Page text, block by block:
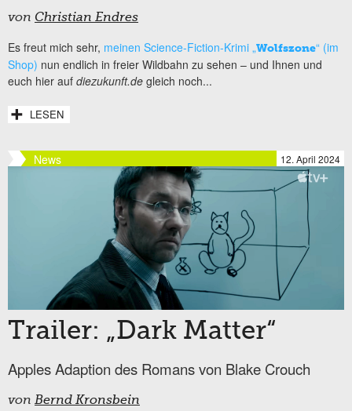
von Christian Endres
Es freut mich sehr, meinen Science-Fiction-Krimi „Wolfszone“ (im
Shop) nun endlich in freier Wildbahn zu sehen – und Ihnen und
euch hier auf diezukunft.de gleich noch...
LESEN
News 12. April 2024
Trailer: „Dark Matter“
Apples Adaption des Romans von Blake Crouch
von Bernd Kronsbein